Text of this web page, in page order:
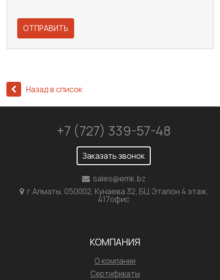
ОТПРАВИТЬ
Назад в список
+7 (727) 339-57-48
Заказать звонок
sales@emk.bz
г.Алматы, 050002, Кунаева 32, БЦ Эталон 4 этаж,
417офис
КОМПАНИЯ
О компании
Сертификаты